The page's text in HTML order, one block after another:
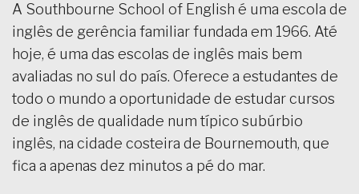
A Southbourne School of English é uma escola de
inglês de gerência familiar fundada em 1966. Até
hoje, é uma das escolas de inglês mais bem
avaliadas no sul do país. Oferece a estudantes de
todo o mundo a oportunidade de estudar cursos
de inglês de qualidade num típico subúrbio
inglês, na cidade costeira de Bournemouth, que
fica a apenas dez minutos a pé do mar.